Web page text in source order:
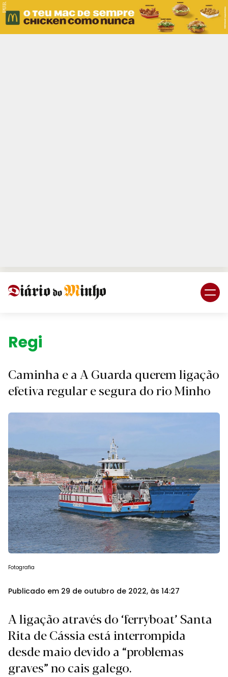
PUB.
Região.
Caminha e a A Guarda querem ligação
efetiva regular e segura do rio Minho
Fotografia
Publicado em 29 de outubro de 2022, às 14:27
A ligação através do ‘ferryboat’ Santa
Rita de Cássia está interrompida
desde maio devido a “problemas
graves” no cais galego.